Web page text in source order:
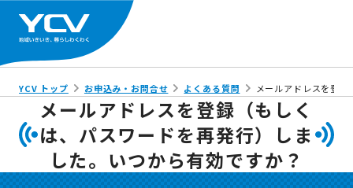
YCV トップ お申込み・お問合せ よくある質問 メールアドレスを登
メールアドレスを登録（もしく
は、パスワードを再発行）しま
した。いつから有効ですか？